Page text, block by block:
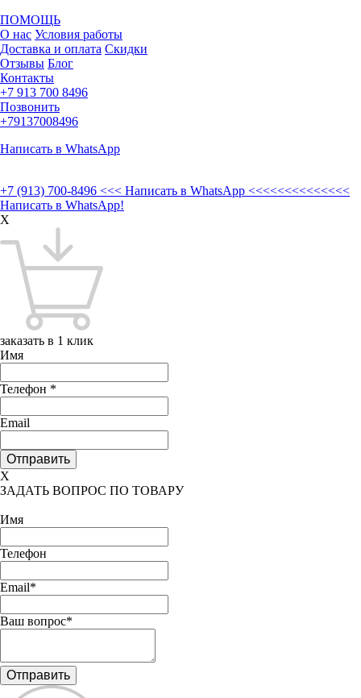
ПОМОЩЬ
О нас Условия работы
Доставка и оплата Скидки
Отзывы Блог
Контакты
+7 913 700 8496
Позвонить
+79137008496
Написать в WhatsApp
+7 (913) 700-8496 <<< Написать в WhatsApp <<<<<<<<<<<<<<
Написать в WhatsApp!
X
заказать в 1 клик
Имя
Телефон *
Email
X
ЗАДАТЬ ВОПРОС ПО ТОВАРУ
Имя
Телефон
Email*
Ваш вопрос*